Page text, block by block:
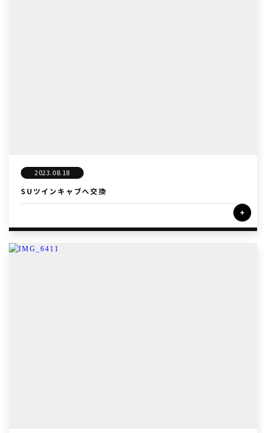
2023.08.18
SUツインキャブへ交換